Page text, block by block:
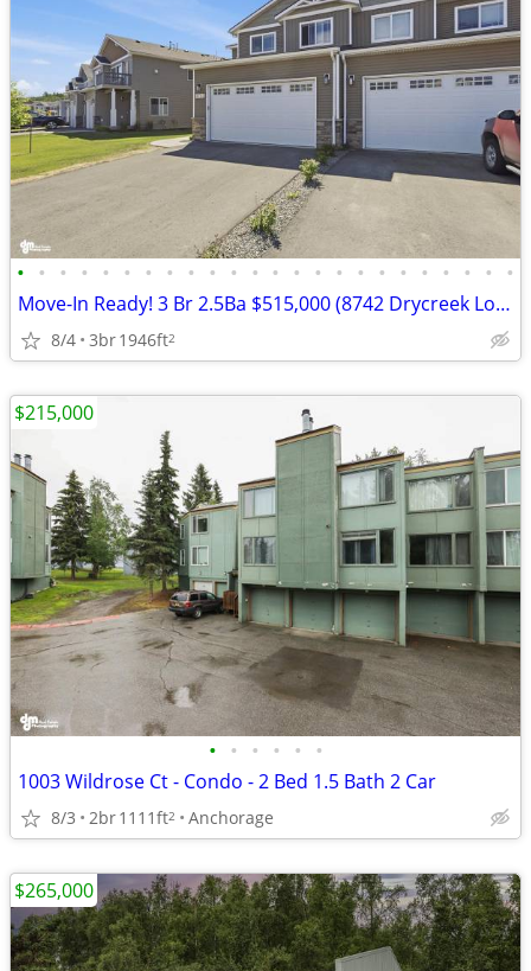
• • • • • • • • • • • • • • • • • • • • • • • •
Move-In Ready! 3 Br 2.5Ba $515,000 (8742 Drycreek Loop, Anchorage)
8/4 3br1946ft2
• • • • • •
1003 Wildrose Ct - Condo - 2 Bed 1.5 Bath 2 Car
8/3 2br1111ft2 Anchorage
$215,000
$265,000